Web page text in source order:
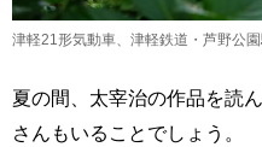
津軽21形気動車、津軽鉄道・芦野公園
夏の間、太宰治の作品を読
さんもいることでしょう。